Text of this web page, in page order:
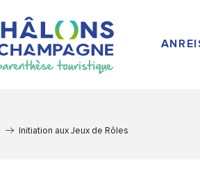
Initiation aux Jeux de Rôles